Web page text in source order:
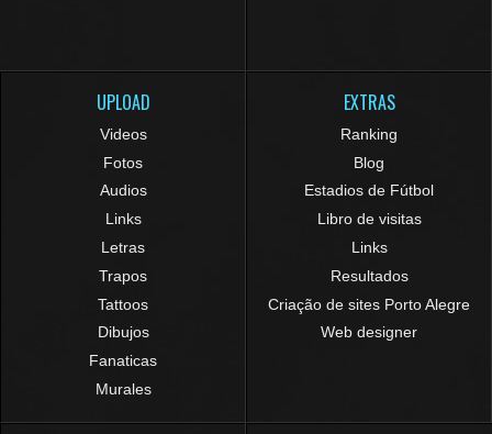
UPLOAD
Videos
Fotos
Audios
Links
Letras
Trapos
Tattoos
Dibujos
Fanaticas
Murales
EXTRAS
Ranking
Blog
Estadios de Fútbol
Libro de visitas
Links
Resultados
Criação de sites Porto Alegre
Web designer